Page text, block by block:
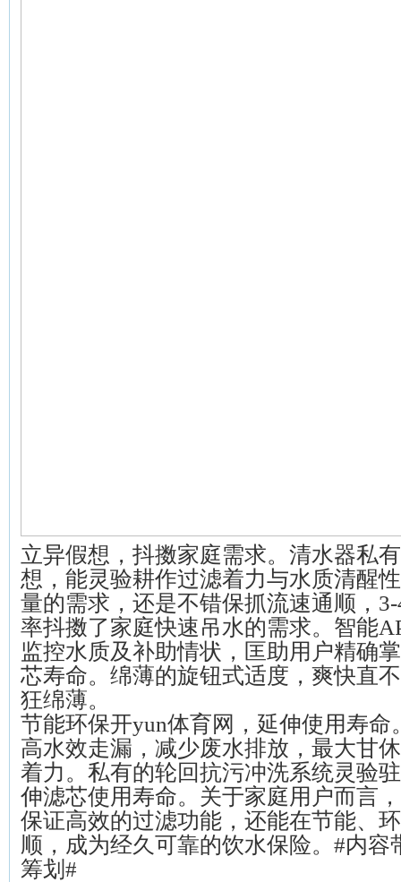
立异假想，抖擞家庭需求。清水器私
想，能灵验耕作过滤着力与水质清醒
量的需求，还是不错保抓流速通顺，
率抖擞了家庭快速吊水的需求。智能
监控水质及补助情状，匡助用户精确
芯寿命。绵薄的旋钮式适度，爽快直
狂绵薄。
节能环保开yun体育网，延伸使用寿命
高水效走漏，减少废水排放，最大甘
着力。私有的轮回抗污冲洗系统灵验
伸滤芯使用寿命。关于家庭用户而言
保证高效的过滤功能，还能在节能、
顺，成为经久可靠的饮水保险。#内容
筹划#